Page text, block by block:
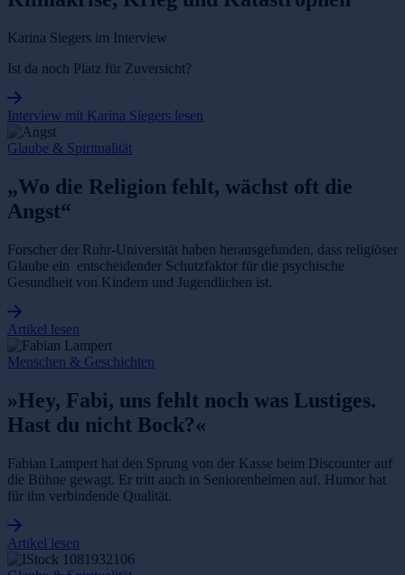
Karina Siegers im Interview
Ist da noch Platz für Zuversicht?
Interview mit Karina Siegers lesen
Glaube & Spiritualität
„Wo die Religion fehlt, wächst oft die
Angst“
Forscher der Ruhr-Universität haben herausgefunden, dass religiöser
Glaube ein entscheidender Schutzfaktor für die psychische
Gesundheit von Kindern und Jugendlichen ist.
Artikel lesen
Menschen & Geschichten
»Hey, Fabi, uns fehlt noch was Lustiges.
Hast du nicht Bock?«
Fabian Lampert hat den Sprung von der Kasse beim Discounter auf
die Bühne gewagt. Er tritt auch in Seniorenheimen auf. Humor hat
für ihn verbindende Qualität.
Artikel lesen